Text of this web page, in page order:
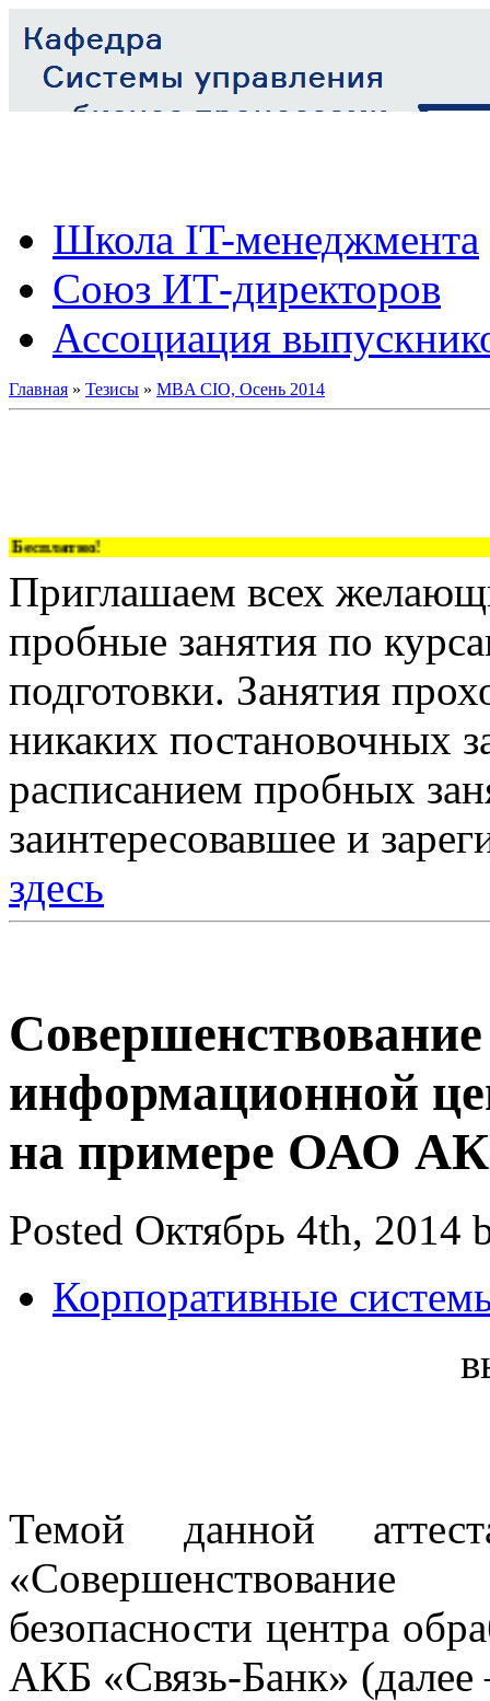
Школа IT-менеджмента
Союз ИТ-директоров
Ассоциация
Главная » Тезисы » MBA CIO, Осень 2014
Приглашаем всех
пробные занятия по
подготовки. Занятия
никаких постановочных
расписанием пробных
заинтересовавшее и
здесь
информационной
на примере ОАО
Posted Октябрь 4th, 2014
Корпоративные
Темой данной
безопасности центра
АКБ «Связь-Банк» (далее